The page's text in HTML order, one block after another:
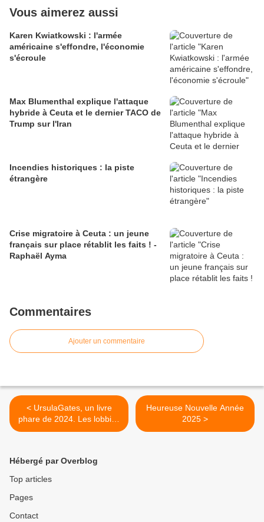
Vous aimerez aussi
Karen Kwiatkowski : l'armée
américaine s'effondre, l'économie
s'écroule
Max Blumenthal explique l'attaque
hybride à Ceuta et le dernier TACO de
Trump sur l'Iran
Incendies historiques : la piste
étrangère
Crise migratoire à Ceuta : un jeune
français sur place rétablit les faits ! -
Raphaël Ayma
Commentaires
Ajouter un commentaire
< UrsulaGates, un livre
phare de 2024. Les lobbies
en lumière, analyse d'un
Heureuse Nouvelle Année
2025 >
Hébergé par Overblog
Top articles
Pages
Contact